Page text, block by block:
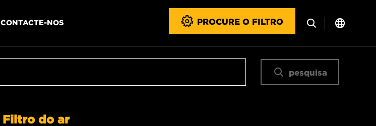
CONTACTE-NOS PROCURE O FILTRO
pesquisa
Filtro do ar